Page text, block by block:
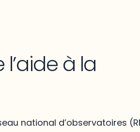
à la
national d’observatoires